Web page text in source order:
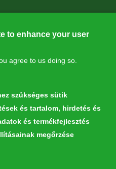
to enhance your user
agree to us doing so.
szükséges sütik
és tartalom, hirdetés és
és termékfejlesztés
megőrzése